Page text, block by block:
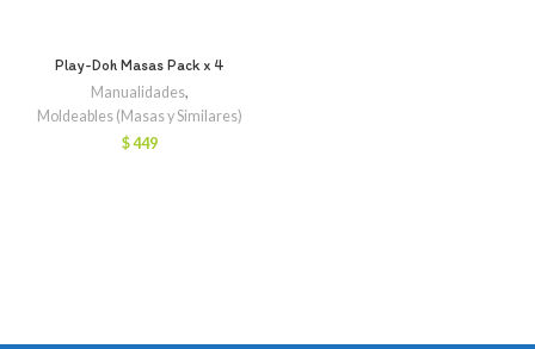
Play-Doh Masas Pack x 4
Manualidades,
Moldeables (Masas y Similares)
$449